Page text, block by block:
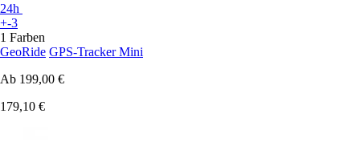
24h
+-3
1 Farben
GeoRide GPS-Tracker Mini
Ab 199,00 €
179,10 €